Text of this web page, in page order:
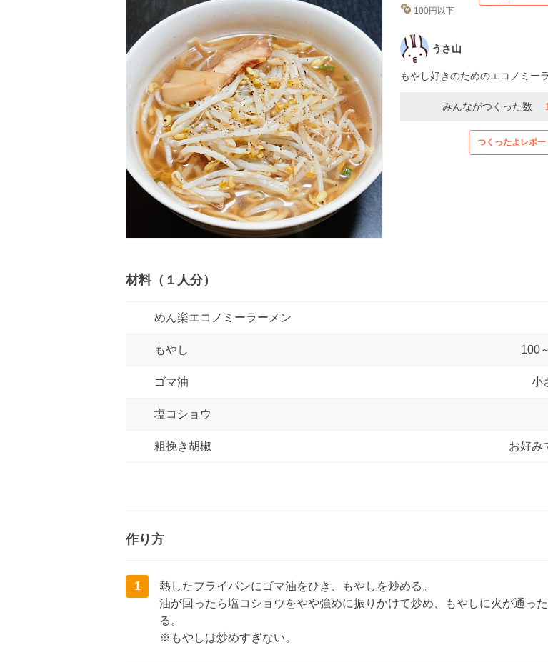
100円以下
うさ山
もやし好きのためのエコノミー
みんながつくった数
つくったよレポ
材料（１人分）
めん楽エコノミーラーメン
もやし 100
ゴマ油 小
塩コショウ
粗挽き胡椒 お好み
作り方
1
熱したフライパンにゴマ油をひき、もやしを炒める。
油が回ったら塩コショウをやや強めに振りかけて炒め、もやしに火が通っ
る。
※もやしは炒めすぎない。